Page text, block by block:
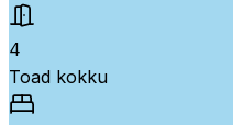
4
Toad kokku